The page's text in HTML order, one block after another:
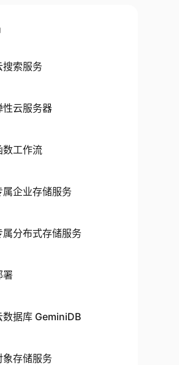
搜索服务
性云服务器
数工作流
属企业存储服务
属分布式存储服务
署
数据库 GeminiDB
象存储服务